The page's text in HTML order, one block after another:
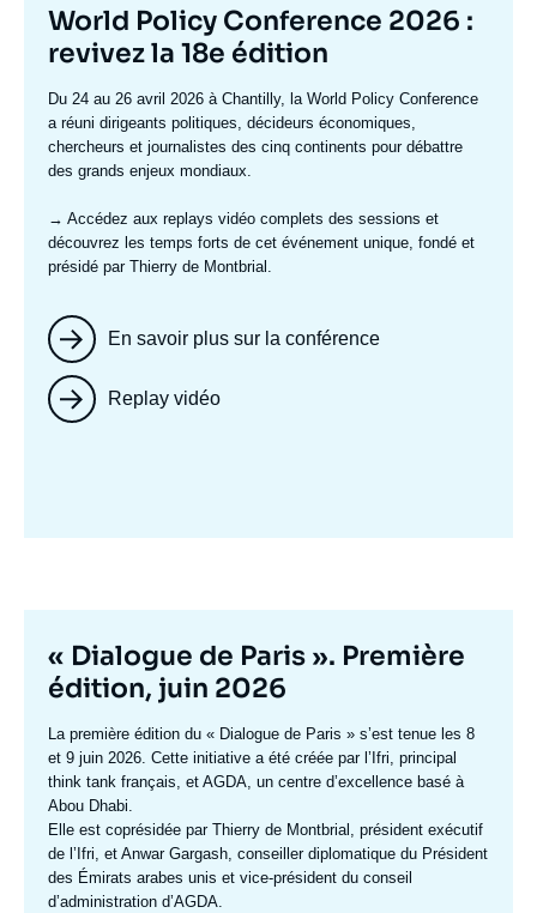
Titre
mis
en
avant
World Policy Conference 2026 :
revivez la 18e édition
Texte
accroche
Du 24 au 26 avril 2026 à Chantilly, la World Policy Conference
a réuni dirigeants politiques, décideurs économiques,
chercheurs et journalistes des cinq continents pour débattre
des grands enjeux mondiaux.
→ Accédez aux replays vidéo complets des sessions et
découvrez les temps forts de cet événement unique, fondé et
présidé par Thierry de Montbrial.
En savoir plus sur la conférence
Replay vidéo
Titre
mis
en
avant
« Dialogue de Paris ». Première
édition, juin 2026
Texte
accroche
La première édition du « Dialogue de Paris » s’est tenue les 8
et 9 juin 2026. Cette initiative a été créée par l’Ifri, principal
think tank français, et AGDA, un centre d’excellence basé à
Abou Dhabi.
Elle est coprésidée par Thierry de Montbrial , président exécutif
de l’Ifri, et Anwar Gargash, conseiller diplomatique du Président
des Émirats arabes unis et vice-président du conseil
d’administration d’AGDA.